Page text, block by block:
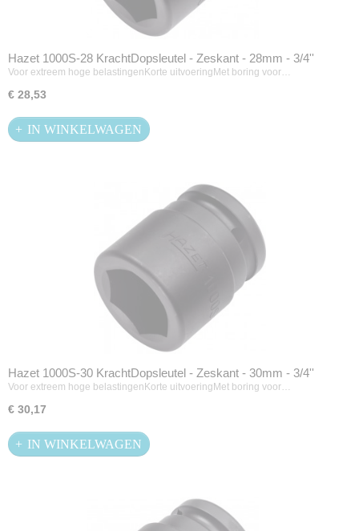
Hazet 1000S-28 KrachtDopsleutel - Zeskant - 28mm - 3/4''
Voor extreem hoge belastingenKorte uitvoeringMet boring voor…
€ 28,53
IN WINKELWAGEN
Hazet 1000S-30 KrachtDopsleutel - Zeskant - 30mm - 3/4''
Voor extreem hoge belastingenKorte uitvoeringMet boring voor…
€ 30,17
IN WINKELWAGEN